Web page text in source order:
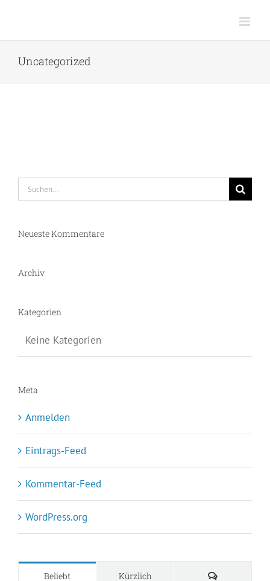
Uncategorized
Suche
Neueste Kommentare
Archiv
Kategorien
Keine Kategorien
Meta
Anmelden
Eintrags-Feed
Kommentar-Feed
WordPress.org
Beliebt Kürzlich Kommentare